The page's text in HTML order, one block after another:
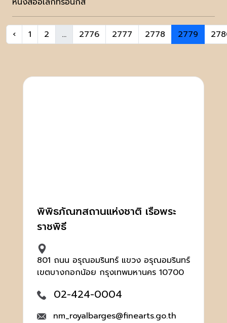
‹ 1 2 ... 2776 2777 2778 2779
พิพิธภัณฑสถานแห่งชาติ เรือพระ
ราชพิธี
801 ถนน อรุณอมรินทร์ แขวง อรุณอมรินทร์
เขตบางกอกน้อย กรุงเทพมหานคร 10700
02-424-0004
nm_royalbarges@finearts.go.th